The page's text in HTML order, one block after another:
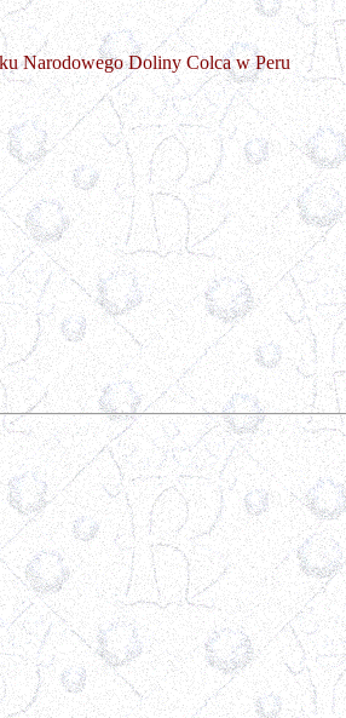
Narodowego Doliny Colca w Peru